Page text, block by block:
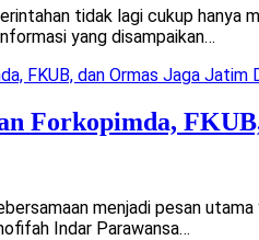
tidak lagi cukup hanya
yang disampaikan…
Forkopimda,
menjadi pesan
Indar Parawansa…